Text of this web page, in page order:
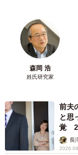
森岡 浩
姓氏研究家
前夫
と思
覚 2
す【
長